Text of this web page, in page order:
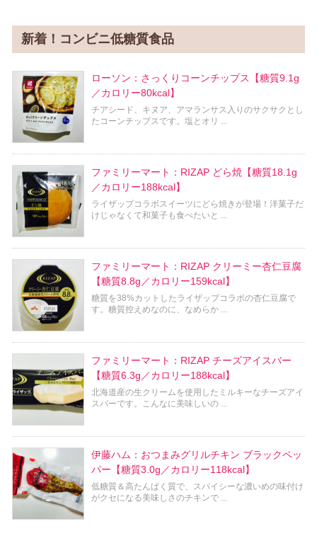
新着！コンビニ低糖質食品
ローソン：さっくりコーンチップス【糖質9.1g
／カロリー80kcal】
チアシード、キヌア、アマランサス入りのサクサクとし
たコーンチップスです。塩とオリ ...
ファミリーマート：RIZAP どら焼【糖質18.1g
／カロリー188kcal】
ライザップコラボスイーツにどら焼きが登場！洋菓子だ
けじゃなくて和菓子も食べたいと ...
ファミリーマート：RIZAP クリーミー杏仁豆腐
【糖質8.8g／カロリー159kcal】
糖質を38%カットしたライザップコラボの杏仁豆腐で
す。糖質控えめなのに、なめらか ...
ファミリーマート：RIZAP チーズアイスバー
【糖質6.3g／カロリー188kcal】
北海道産の生クリームを使用したミルキーなチーズアイ
スバーです。こんなに美味しいの ...
伊藤ハム：おつまみグリルチキン ブラックペッ
パー【糖質3.0g／カロリー118kcal】
低糖質＆高たんぱく質で、スパイシーな濃いめの味付け
がクセになる美味しさのチキンで ...